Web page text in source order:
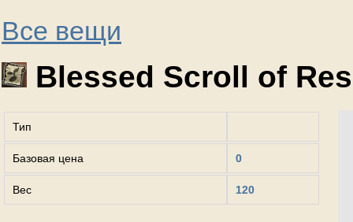
Все вещи
Blessed Scroll of
Тип
Базовая цена 0
Вес 120